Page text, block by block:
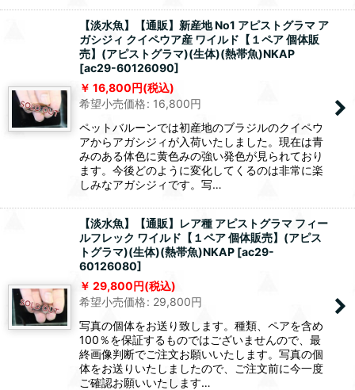
【淡水魚】【通販】新産地 No1 アピストグラマ ア
ガシジィ クイペウア産 ワイルド【１ペア 個体販
売】(アピストグラマ)(生体)(熱帯魚)NKAP
[ac29-60126090]
16,800円(税込)
希望小売価格: 16,800円
ペットバルーンでは初産地のブラジルのクイペウ
アからアガシジィが入荷いたしました。現在は青
みのある体色に黄色みの強い発色が見られており
ます。今後どのように変化してくるのは非常に楽
しみなアガシジィです。写…
【淡水魚】【通販】レア種 アピストグラマ フィー
ルフレック ワイルド【１ペア 個体販売】(アピス
トグラマ)(生体)(熱帯魚)NKAP [ac29-
60126080]
29,800円(税込)
希望小売価格: 29,800円
写真の個体をお送り致します。種類、ペアを含め
100％を保証するものではございませんので、最
終画像判断でご注文お願いいたします。写真の個
体をお送りいたしましたので、ご注文前に今一度
ご確認お願いいたします…